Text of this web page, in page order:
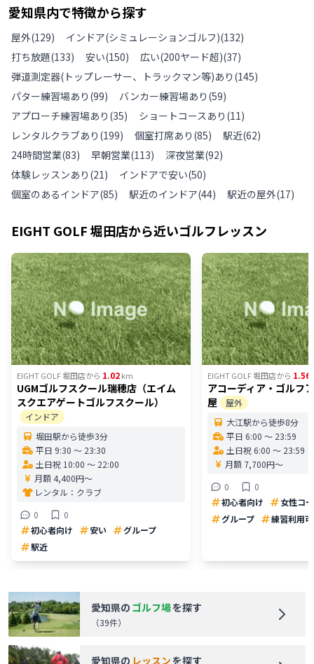
愛知県内で特徴から探す
屋外(129) インドア(シミュレーションゴルフ)(132)
打ち放題(133) 安い(150) 広い(200ヤード超)(37)
弾道測定器(トップレーサー、トラックマン等)あり (145)
パター練習場あり (99) バンカー練習場あり (59)
アプローチ練習場あり (35) ショートコースあり (11)
レンタルクラブあり (199) 個室打席あり (85) 駅近(62)
24時間営業(83) 早朝営業(113) 深夜営業(92)
体験レッスンあり (21) インドアで安い(50)
個室のあるインドア(85) 駅近のインドア(44) 駅近の屋外(17)
EIGHT GOLF 堀田店から近いゴルフレッスン
EIGHT GOLF 堀田店から 1.02km
UGMゴルフスクール瑞穂店（エイム
スクエアゲートゴルフスクール）
インドア
堀田駅から徒歩3分
平日 9:30 〜 23:30
土日祝 10:00 〜 22:00
月額 4,400円〜
レンタル： クラブ
0
0
初心者向け
安い
グループ
駅近
EIGHT GOLF 堀田店から 1.56
アコーディア・ゴルフ
屋
屋外
大江駅から徒歩8分
平日 6:00 〜 23:59
土日祝 6:00 〜 23:59
月額 7,700円〜
0
0
初心者向け
女性コ
グループ
練習利用可
愛知県の ゴルフ場を探す
（39件）
愛知県の レッスンを探す